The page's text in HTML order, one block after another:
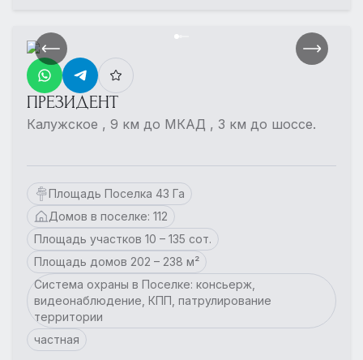
ПРЕЗИДЕНТ
Калужское , 9 км до МКАД , 3 км до шоссе.
Площадь Поселка 43 Га
Домов в поселке: 112
Площадь участков 10 – 135 сот.
Площадь домов 202 – 238 м²
Система охраны в Поселке: консьерж,
видеонаблюдение, КПП, патрулирование
территории
частная